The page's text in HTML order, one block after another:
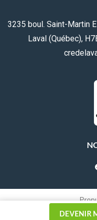
DEVENIR
3235 boul. Saint-
Laval